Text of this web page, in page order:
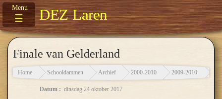
☰ DEZ Laren
Finale van Gelderland
Home Schooldammen Archief 2000-2010 2009-2010
Datum : dinsdag 24 oktober 2017